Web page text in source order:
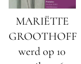
MARIËTTE
GROOTHOFF
werd op 10